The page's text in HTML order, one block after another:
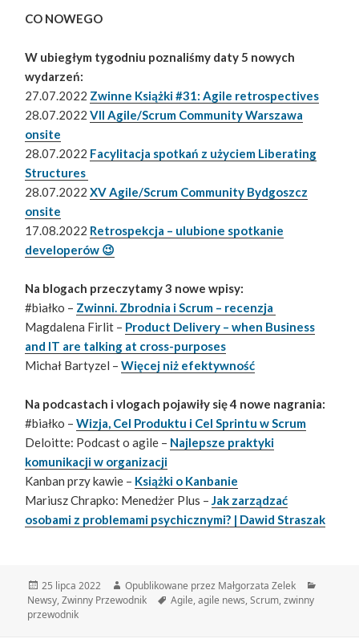
CO NOWEGO
W ubiegłym tygodniu poznaliśmy daty 5 nowych
wydarzeń:
27.07.2022 Zwinne Książki #31: Agile retrospectives
28.07.2022VII Agile/Scrum Community Warszawa
onsite
28.07.2022 Facylitacja spotkań z użyciem Liberating
Structures
28.07.2022XV Agile/Scrum Community Bydgoszcz
onsite
17.08.2022 Retrospekcja – ulubione spotkanie
developerów 😉
Na blogach przeczytamy 3 nowe wpisy:
#białko – Zwinni. Zbrodnia i Scrum – recenzja
Magdalena Firlit – Product Delivery – when Business
and IT are talking at cross-purposes
Michał Bartyzel –Więcej niż efektywność
Na podcastach i vlogach pojawiły się 4 nowe nagrania:
#białko –Wizja, Cel Produktu i Cel Sprintu w Scrum
Deloitte: Podcast o agile – Najlepsze praktyki
komunikacji w organizacji
Kanban przy kawie – Książki o Kanbanie
Mariusz Chrapko: Menedżer Plus –Jak zarządzać
osobami z problemami psychicznymi? | Dawid Straszak
Data
publikacji
25 lipca 2022 Autor
Opublikowane przez Małgorzata Zelek
Newsy,Zwinny Przewodnik Tagi
Agile,agile news,Scrum,zwinny
przewodnik